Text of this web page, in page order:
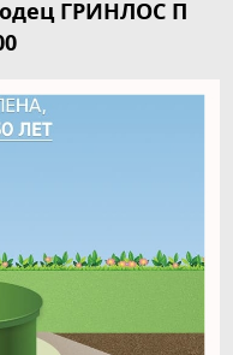
ГРИНЛОС П